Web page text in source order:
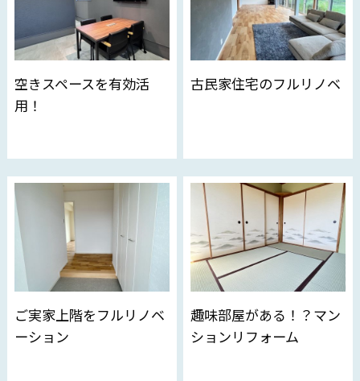
空きスペースを有効活
用！
古民家住宅のフルリノベ
ご実家上階をフルリノベ
ーション
趣味部屋がある！？マン
ションリフォーム